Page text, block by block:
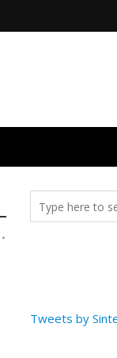
•
Tweets by